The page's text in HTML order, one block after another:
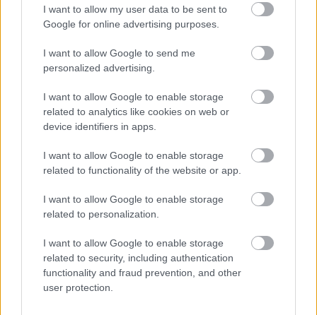
I want to allow my user data to be sent to
Google for online advertising purposes.
I want to allow Google to send me
personalized advertising.
I want to allow Google to enable storage
related to analytics like cookies on web or
device identifiers in apps.
I want to allow Google to enable storage
related to functionality of the website or app.
I want to allow Google to enable storage
related to personalization.
I want to allow Google to enable storage
related to security, including authentication
functionality and fraud prevention, and other
user protection.
ଟର୍ନିପ୍ କିପରି ଚାଷ କରିବେ: ଆପଣଙ୍କର ସମ୍ପୂର୍ଣ୍ଣ ଚାଷ
ମାର୍ଗଦର୍ଶିକା
8:55:04 PM UTC ଠାରେ
ଅପ୍ରେଲ 21, 2026
ଆପଣଙ୍କ ଘର ବଗିଚାରେ ଚାଷ କରିବା ପାଇଁ ସଲଗମ ହେଉଛି
ସବୁଠାରୁ ସହଜ ମୂଳ ପନିପରିବା ମଧ୍ୟରୁ ଗୋଟିଏ। ଏହି ବହୁମୁଖୀ
ପନିପରିବା ଥଣ୍ଡା ପାଗରେ ବଢ଼ିଥାଏ ଏବଂ ଆପଣଙ୍କୁ ଖାଦ୍ୟଯୋଗ୍ୟ
ମୂଳ ଏବଂ ପୁଷ୍ଟିକର ସବୁଜ ପତ୍ର ଉଭୟ ପ୍ରଦାନ କରିଥାଏ। ଆପଣଙ୍କର ଏକ
ବଡ଼ ପଛପଟ ବାଡ଼ି କିମ୍ବା ଏକ ଛୋଟ ପାତ୍ର ବଗିଚା ଥାଉ, ସଲଗମ ବିଭିନ୍ନ
ଚାଷ ସ୍ଥାନ ସହିତ ଭଲ ଭାବରେ ଖାପ ଖୁଆଇଥାଏ। ଅଧିକ ପଢନ୍ତୁ...
ସ୍ୱିସ୍ ଚାର୍ଡ କିପରି ଚାଷ କରିବେ: ଏକ ସମ୍ପୂର୍ଣ୍ଣ
ଆରମ୍ଭକାରୀଙ୍କ ପାଇଁ ଗାଇଡ୍
ପୋଷ୍ଟ କରାଯାଇଛି ଫଳ ଏବଂ ପନିପରିବା
ଆପଣଙ୍କର ସ୍ୱିସ୍ ଚାର୍ଡ ଚାଷ ଆପଣଙ୍କ ପନିପରିବା ବଗିଚାକୁ ଏକ ରଙ୍ଗୀନ
ସ୍ୱର୍ଗରେ ପରିଣତ କରେ। ଏହି ପତ୍ରଯୁକ୍ତ ସବୁଜ ପନିପରିବା ବିଭିନ୍ନ
ପରିସ୍ଥିତିରେ ବଢ଼ିଥାଏ ଏବଂ ମାସ ମାସ ଧରି ମାଳିମାନଙ୍କୁ କୋମଳ ପତ୍ର
ସହିତ ପୁରସ୍କୃତ କରିଥାଏ। ଆପଣ ରାତ୍ରୀ ଭୋଜନ ପାଇଁ ଭଜା